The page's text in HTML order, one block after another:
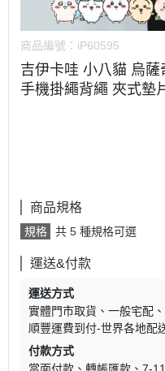
商品編號： iP60595
吉伊卡哇 小八貓 烏
手機掛繩背繩 夾式墊
商品規格
規格 共 5 種規格可選
運送&付款
運送方式
實體門市取貨
一般宅配
順豐運費到付-世界各地配
付款方式